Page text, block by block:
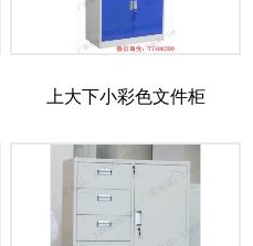
上大下小彩色文件柜